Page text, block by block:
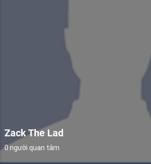
Zack The Lad
0 người quan tâm